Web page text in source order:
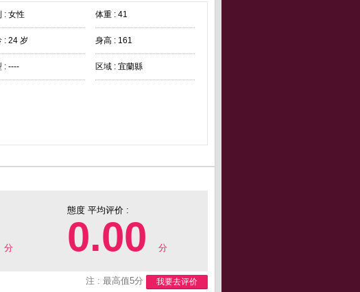
: 女性 体重 : 41
: 24 岁 身高 : 161
: ---- 区域 : 宜蘭縣
分
態度 平均评价 :
0.00 分
注 : 最高值5分 我要去评价